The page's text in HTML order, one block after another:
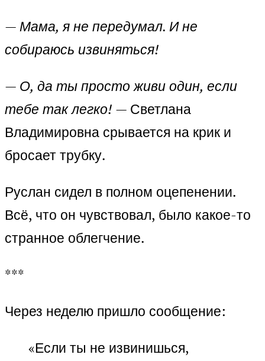
— Мама, я не передумал. И не
собираюсь извиняться!
— О, да ты просто живи один, если
тебе так легко! — Светлана
Владимировна срывается на крик и
бросает трубку.
Руслан сидел в полном оцепенении.
Всё, что он чувствовал, было какое-то
странное облегчение.
***
Через неделю пришло сообщение:
«Если ты не извинишься,